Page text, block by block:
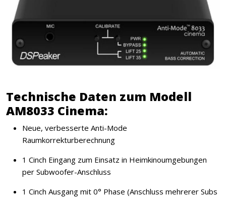
Technische Daten zum Modell
AM8033 Cinema:
Neue, verbesserte Anti-Mode
Raumkorrekturberechnung
1 Cinch Eingang zum Einsatz in Heimkinoumgebungen
per Subwoofer-Anschluss
1 Cinch Ausgang mit 0° Phase (Anschluss mehrerer Subs